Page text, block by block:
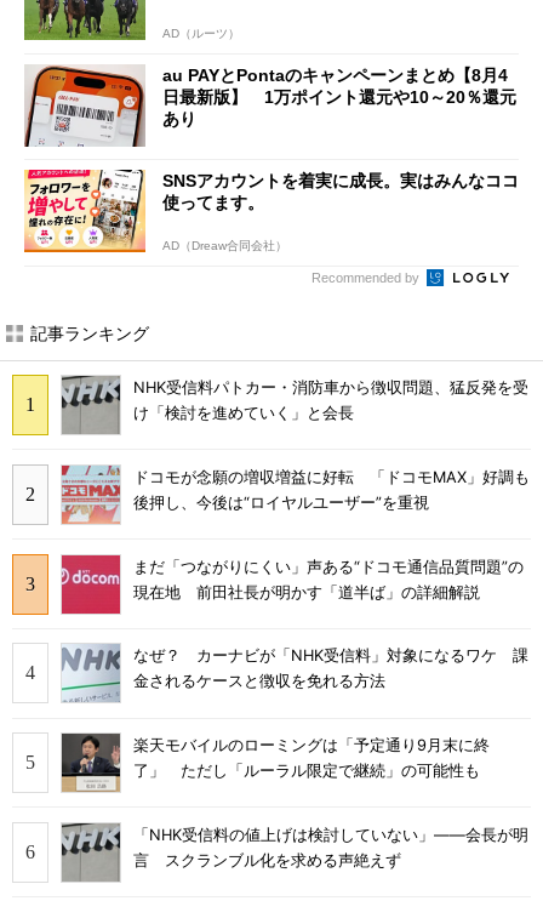
AD（ルーツ）
au PAYとPontaのキャンペーンまとめ【8月4
日最新版】 1万ポイント還元や10～20％還元
あり
SNSアカウントを着実に成長。実はみんなココ
使ってます。
AD（Dreaw合同会社）
Recommended by
記事ランキング
NHK受信料パトカー・消防車から徴収問題、猛反発を受
け「検討を進めていく」と会長
ドコモが念願の増収増益に好転 「ドコモMAX」好調も
後押し、今後は“ロイヤルユーザー”を重視
まだ「つながりにくい」声ある“ドコモ通信品質問題”の
現在地 前田社長が明かす「道半ば」の詳細解説
なぜ？ カーナビが「NHK受信料」対象になるワケ 課
金されるケースと徴収を免れる方法
楽天モバイルのローミングは「予定通り9月末に終
了」 ただし「ルーラル限定で継続」の可能性も
「NHK受信料の値上げは検討していない」――会長が明
言 スクランブル化を求める声絶えず